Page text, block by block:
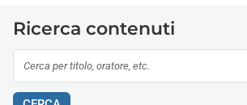
Ricerca contenuti